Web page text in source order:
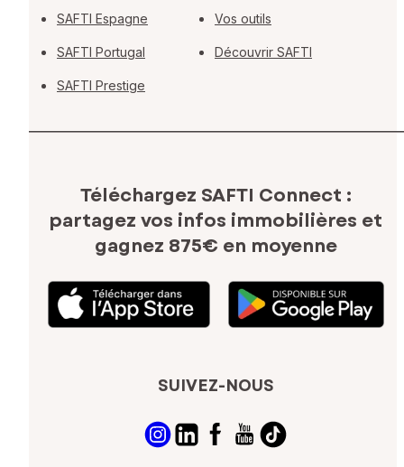
SAFTI Espagne
SAFTI Portugal
SAFTI Prestige
Vos outils
Découvrir SAFTI
Téléchargez SAFTI Connect :
partagez vos infos immobilières et
gagnez 875€ en moyenne
SUIVEZ-NOUS